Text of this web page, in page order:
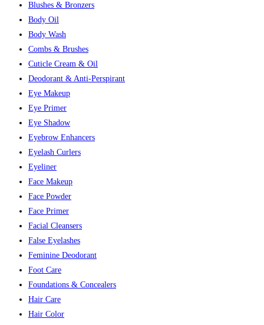
Blushes & Bronzers
Body Oil
Body Wash
Combs & Brushes
Cuticle Cream & Oil
Deodorant & Anti-Perspirant
Eye Makeup
Eye Primer
Eye Shadow
Eyebrow Enhancers
Eyelash Curlers
Eyeliner
Face Makeup
Face Powder
Face Primer
Facial Cleansers
False Eyelashes
Feminine Deodorant
Foot Care
Foundations & Concealers
Hair Care
Hair Color